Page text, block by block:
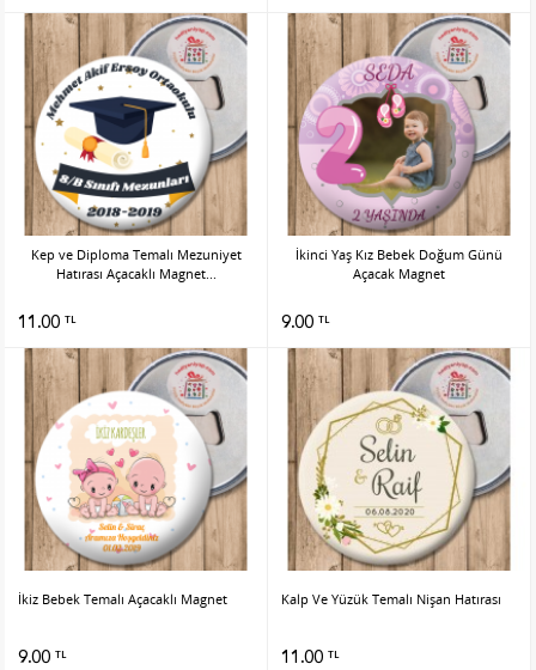
Kep ve Diploma Temalı Mezuniyet
Hatırası Açacaklı Magnet...
11.00 TL
İkinci Yaş Kız Bebek Doğum Günü
Açacak Magnet
9.00 TL
İkiz Bebek Temalı Açacaklı Magnet
9.00 TL
Kalp Ve Yüzük Temalı Nişan Hatırası
11.00 TL